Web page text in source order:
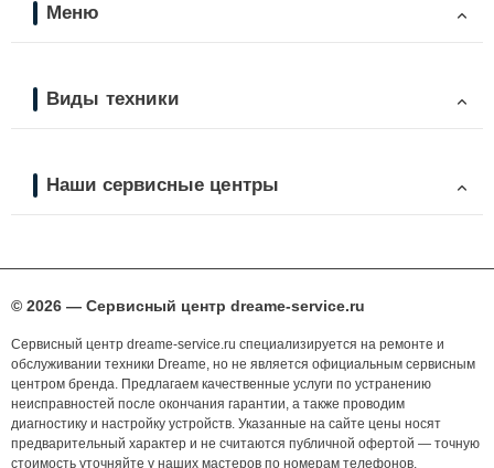
Меню
Виды техники
Наши сервисные центры
© 2026 — Сервисный центр dreame-service.ru
Сервисный центр dreame-service.ru специализируется на ремонте и
обслуживании техники Dreame, но не является официальным сервисным
центром бренда. Предлагаем качественные услуги по устранению
неисправностей после окончания гарантии, а также проводим
диагностику и настройку устройств. Указанные на сайте цены носят
предварительный характер и не считаются публичной офертой — точную
стоимость уточняйте у наших мастеров по номерам телефонов,